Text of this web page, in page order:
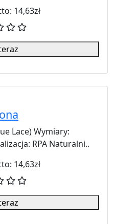
14,63zł
Lace) Wymiary:
RPA Naturalni..
14,63zł